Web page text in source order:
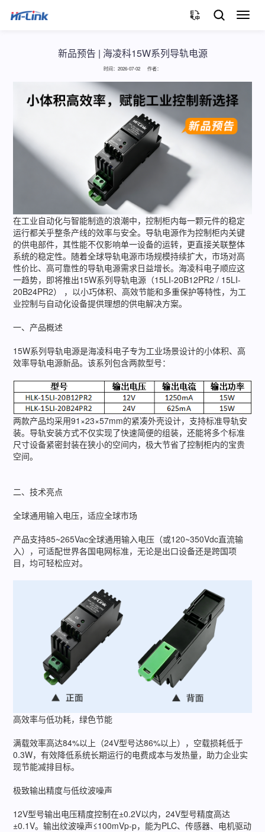
切
新品预告 | 海凌科15W系列导轨电源
时间：2026-07-02 作者：
在工业自动化与智能制造的浪潮中，控制柜内每一颗元件的稳定
运行都关乎整条产线的效率与安全。导轨电源作为控制柜内关键
的供电部件，其性能不仅影响单一设备的运转，更直接关联整体
系统的稳定性。随着全球导轨电源市场规模持续扩大，市场对高
性价比、高可靠性的导轨电源需求日益增长。海凌科电子顺应这
一趋势，即将推出15W系列导轨电源（15LI-20B12PR2 / 15LI-
20B24PR2） ，以小巧体积、高效节能和多重保护等特性，为工
业控制与自动化设备提供理想的供电解决方案。
一、产品概述
15W系列导轨电源是海凌科电子专为工业场景设计的小体积、高
效率导轨电源新品。该系列包含两款型号：
两款产品均采用91×23×57mm的紧凑外壳设计，支持标准导轨安
装。导轨安装方式不仅实现了快速简便的组装，还能将多个标准
尺寸设备紧密封装在狭小的空间内，极大节省了控制柜内的宝贵
空间。
二、技术亮点
全球通用输入电压，适应全球市场
产品支持85~265Vac全球通用输入电压（或120~350Vdc直流输
入），可适配世界各国电网标准，无论是出口设备还是跨国项
目，均可轻松应对。
高效率与低功耗，绿色节能
满载效率高达84%以上（24V型号达86%以上），空载损耗低于
0.3W，有效降低系统长期运行的电费成本与发热量，助力企业实
现节能减排目标。
极致输出精度与低纹波噪声
12V型号输出电压精度控制在±0.2V以内，24V型号精度高达
±0.1V。输出纹波噪声≤100mVp-p，能为PLC、传感器、电机驱动